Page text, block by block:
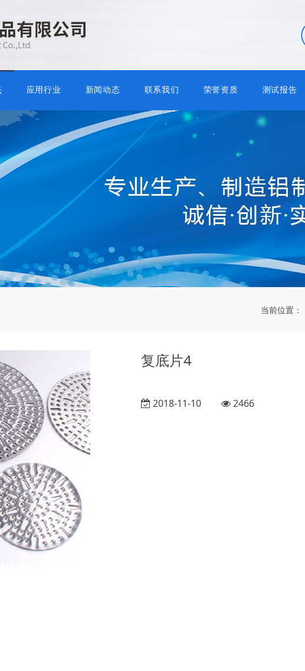
应用行业 新闻动态 联系我们 荣誉资质 测试报告
当前位置：
复底片4
2018-11-10 2466